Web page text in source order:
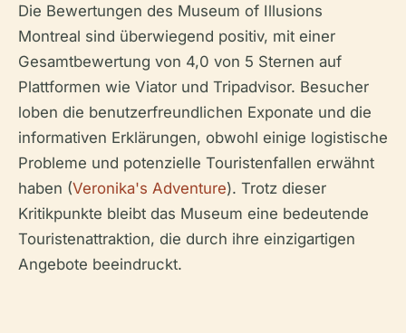
Die Bewertungen des Museum of Illusions
Montreal sind überwiegend positiv, mit einer
Gesamtbewertung von 4,0 von 5 Sternen auf
Plattformen wie Viator und Tripadvisor. Besucher
loben die benutzerfreundlichen Exponate und die
informativen Erklärungen, obwohl einige logistische
Probleme und potenzielle Touristenfallen erwähnt
haben (Veronika's Adventure). Trotz dieser
Kritikpunkte bleibt das Museum eine bedeutende
Touristenattraktion, die durch ihre einzigartigen
Angebote beeindruckt.